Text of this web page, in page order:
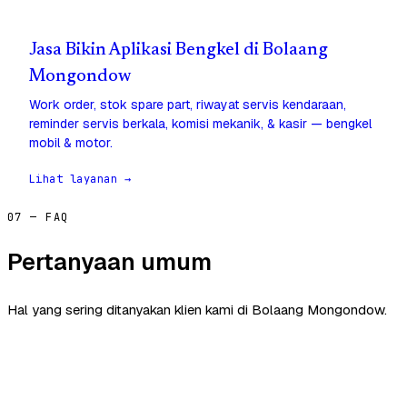
Jasa Bikin Aplikasi Bengkel di Bolaang
Mongondow
Work order, stok spare part, riwayat servis kendaraan,
reminder servis berkala, komisi mekanik, & kasir — bengkel
mobil & motor.
Lihat layanan →
07 — FAQ
Pertanyaan umum
Hal yang sering ditanyakan klien kami di Bolaang Mongondow.